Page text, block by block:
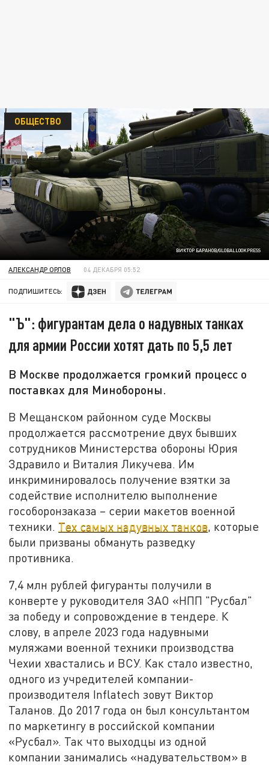
ВИКТОР БАРАНОВ/GLOBALLOOKPRESS
ОБЩЕСТВО
АЛЕКСАНДР ОРЛОВ 04 ДЕКАБРЯ 05:52
ПОДПИШИТЕСЬ:
"Ъ": фигурантам дела о надувных танках
для армии России хотят дать по 5,5 лет
В Москве продолжается громкий процесс о
поставках для Минобороны.
В Мещанском районном суде Москвы
продолжается рассмотрение двух бывших
сотрудников Министерства обороны Юрия
Здравило и Виталия Ликучева. Им
инкриминировалось получение взятки за
содействие исполнителю выполнение
гособоронзаказа – серии макетов военной
техники. Тех самых надувных танков, которые
были призваны обмануть разведку
противника.
7,4 млн рублей фигуранты получили в
конверте у руководителя ЗАО «НПП "Русбал"
за победу и сопровождение в тендере. К
слову, в апреле 2023 года надувными
муляжами военной техники производства
Чехии хвастались и ВСУ. Как стало известно,
одного из учредителей компании-
производителя Inflatech зовут Виктор
Таланов. До 2017 года он был консультантом
по маркетингу в российской компании
«Русбал». Так что выходцы из одной
компании занимались «надувательством» в